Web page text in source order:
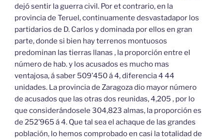
dejó sentir la guerra civil. Por et contrario, en la
provincia de Teruel, continuamente desvastadapor los
partidarios de D. Carlos y dominada por ellos en gran
parte, donde si bien hay terrenos montuosos
predominan las tierras llanas , la proporción entre el
número de hab. y los acusados es mucho mas
ventajosa, á saber 509’450 á 4, diferencia 4 44
unidades. La provincia de Zaragoza dio mayor número
de acusados que las otras dos reunidas, 4,205 , por lo
que considerándosele 304,823 almas, la proporción es
de 252’965 á 4. Que tal sea el achaque de las grandes
población, lo hemos comprobado en casi la totalidad de